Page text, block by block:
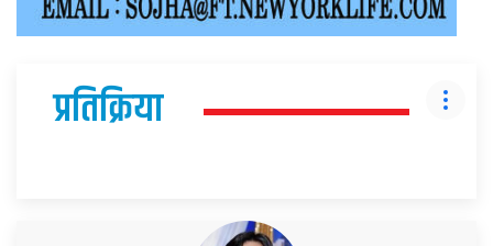
प्रतिक्रिया